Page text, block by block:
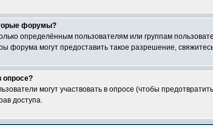
форумы?
определённым пользователям или группам
форума могут предоставить такое разрешение,
опросе?
могут участвовать в опросе (чтобы
доступа.